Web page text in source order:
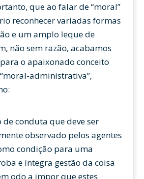
que ao falar de “moral”
reconhecer variadas formas
e um amplo leque de
não sem razão, acabamos
o apaixonado conceito
administrativa”,
conduta que deve ser
observado pelos agentes
condição para uma
e íntegra gestão da coisa
odo a impor que estes